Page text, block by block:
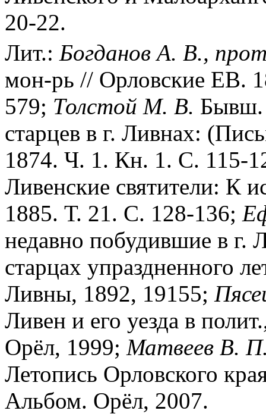
20-22.
Лит.: Богданов А. В.,
мон-рь // Орловские ЕВ.
579; Толстой М. В. Бывш.
старцев в г. Ливнах:
1874. Ч. 1. Кн. 1. С. 115-
Ливенские святители: К
1885. Т. 21. С. 128-136;
недавно побудившие в г.
старцах упраздненного
Ливны, 1892, 19155;
Ливен и его уезда в
Орёл, 1999; Матвеев В.
Летопись Орловского
Альбом. Орёл, 2007.